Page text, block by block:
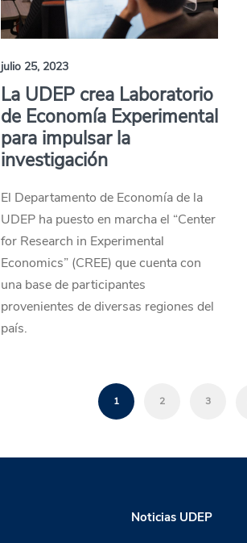
julio 25, 2023
La UDEP crea Laboratorio
de Economía Experimental
para impulsar la
investigación
El Departamento de Economía de la
UDEP ha puesto en marcha el “Center
for Research in Experimental
Economics” (CREE) que cuenta con
una base de participantes
provenientes de diversas regiones del
país.
1 2 3
Noticias UDEP